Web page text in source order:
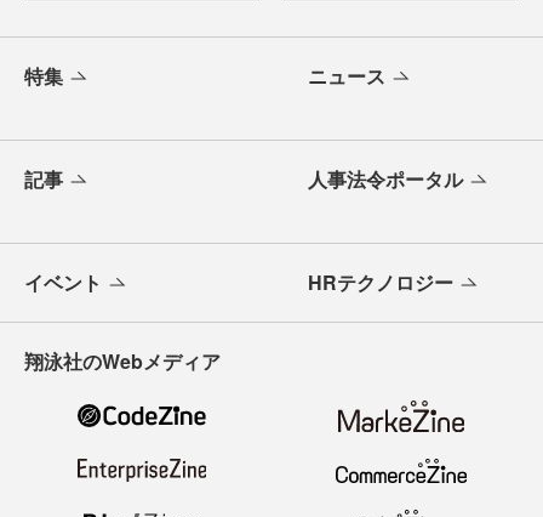
特集 ニュース
記事 人事法令ポータル
イベント HRテクノロジー
翔泳社のWebメディア